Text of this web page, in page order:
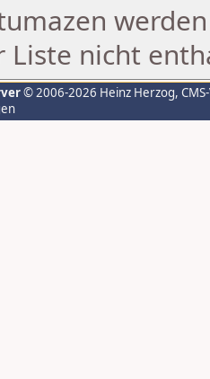
Liste nicht
© 2006-2026 Heinz Herzog,